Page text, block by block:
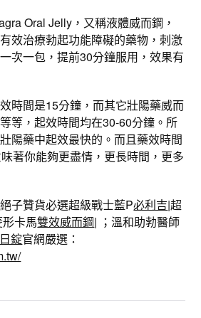
Oral Jelly，又稱液體威而鋼，
效治療勃起功能障礙的藥物，刺激
次一包，提前30分鐘服用，效果有
時間是15分鐘，而其它壯陽藥威而
等，起效時間均在30-60分鐘。所
陽藥中起效最快的。而且藥效時間
著你能夠更盡情，更長時間，更多
子贊貨必選超級戰士藍P必利吉|超
形卡馬雙效威而鋼| ；溫和助勃醫師
錠官網嚴選：